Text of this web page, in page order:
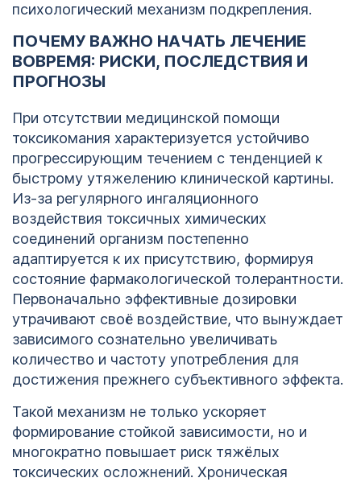
психологический механизм подкрепления.
ПОЧЕМУ ВАЖНО НАЧАТЬ ЛЕЧЕНИЕ
ВОВРЕМЯ: РИСКИ, ПОСЛЕДСТВИЯ И
ПРОГНОЗЫ
При отсутствии медицинской помощи
токсикомания характеризуется устойчиво
прогрессирующим течением с тенденцией к
быстрому утяжелению клинической картины.
Из-за регулярного ингаляционного
воздействия токсичных химических
соединений организм постепенно
адаптируется к их присутствию, формируя
состояние фармакологической толерантности.
Первоначально эффективные дозировки
утрачивают своё воздействие, что вынуждает
зависимого сознательно увеличивать
количество и частоту употребления для
достижения прежнего субъективного эффекта.
Такой механизм не только ускоряет
формирование стойкой зависимости, но и
многократно повышает риск тяжёлых
токсических осложнений. Хроническая